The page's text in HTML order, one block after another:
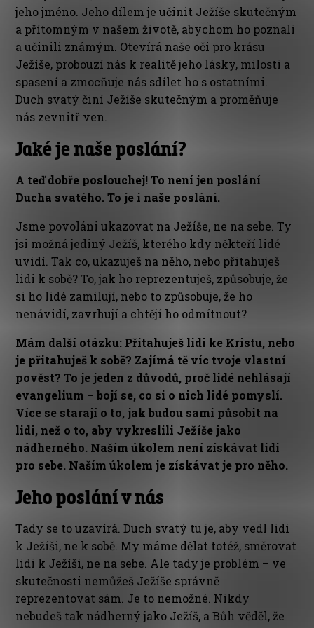
jeho jméno. Jeho dílem je učinit Ježíše skutečným
a přítomným v našem životě, abychom ho poznali
a učinili známým. Otevírá naše oči pro krásu
Ježíše, probouzí nás k realitě jeho lásky, milosti a
spasení a zmocňuje nás sdílet ho s ostatními.
Duch svatý činí Ježíše skutečným a proměňuje
nás zevnitř ven.
Jaké je naše poslání?
A teď dobře poslouchej! To není jen poslání
Ducha svatého. To je i naše poslání.
Jsme povoláni ukazovat na Ježíše, ne na sebe. Ty
jsi možná jediný Ježíš, kterého kdy někteří lidé
uvidí. Tak co, ukazuješ na něho, nebo přitahuješ
lidi k sobě? To, jak ho reprezentuješ, způsobuje, že
si ho lidé zamilují, nebo to způsobuje, že ho
nenávidí, zavrhují a chtějí ho odmítnout?
Mám další otázku: Přitahuješ lidi ke Kristu, nebo
je přitahuješ k sobě? Zajímá tě víc tvoje vlastní
pověst? To je jeden z důvodů, proč lidé nehlásají
evangelium – bojí se, co si o nich lidé pomyslí.
Více se starají o to, jak budou sami působit na
lidi, než o to, aby vykreslili Ježíše jako
nádherného. Naším úkolem není získávat lidi
pro sebe. Naším úkolem je získávat je pro něho.
Jeho poslání v nás
Tady se to uzavírá. Duch svatý tu je, aby vedl lidi
k Ježíši, ne k sobě. My máme dělat totéž, směrovat
lidi k Ježíši, ne na sebe. Ale tady je problém – ve
skutečnosti nemůžeš Ježíše správně
reprezentovat sám. Je to nemožné. Nikdy
nebudeš tak nádherný jako Ježíš, a Bůh věděl, že